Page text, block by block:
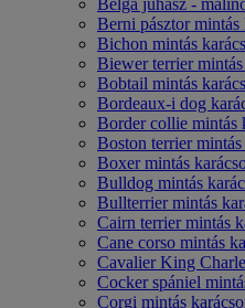
Belga juhász -
Berni pásztor
Bichon mintás
Biewer terrier
Bobtail mintás
Bordeaux-i dog
Border collie mintás
Boston terrier
Boxer mintás
Bulldog mintás
Bullterrier mintás
Cairn terrier mintás
Cane corso mintás
Cavalier King
Cocker spániel
Corgi mintás